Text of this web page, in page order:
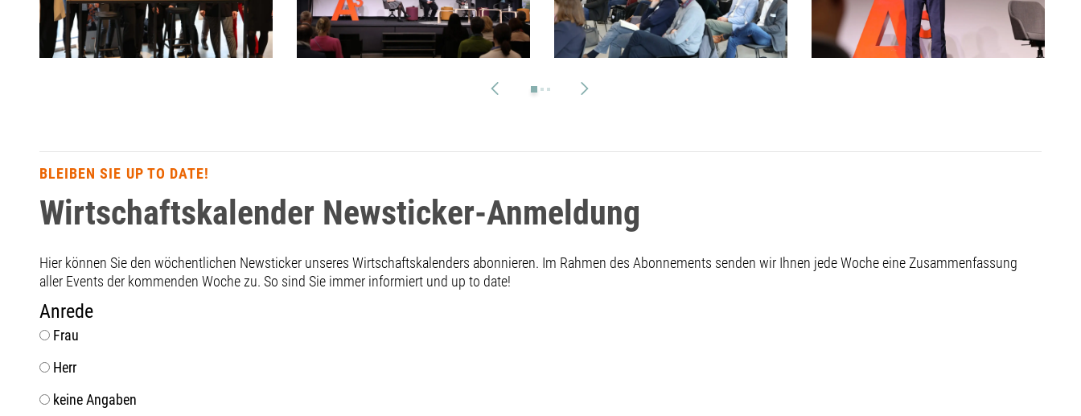
BLEIBEN SIE UP TO DATE!
Wirtschaftskalender Newsticker-Anmeldung
Hier können Sie den wöchentlichen Newsticker unseres Wirtschaftskalenders abonnieren. Im Rahmen des Abonnements senden wir Ihnen jede Woche eine Zusammenfassung
aller Events der kommenden Woche zu. So sind Sie immer informiert und up to date!
Anrede
Frau
Herr
keine Angaben